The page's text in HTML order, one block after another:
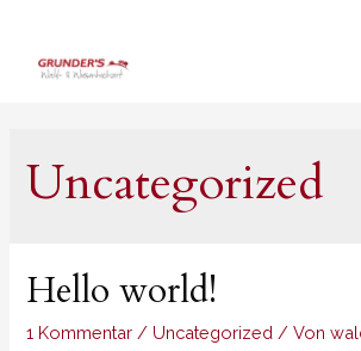
Uncategorized
Hello world!
1 Kommentar / Uncategorized / Von